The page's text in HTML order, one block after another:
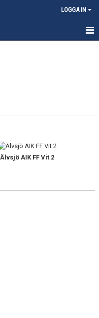
LOGGA IN
Älvsjö AIK FF Vit 2